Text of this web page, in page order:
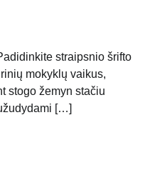
straipsnio šrifto
mokyklų vaikus,
stogo žemyn stačiu
[…]